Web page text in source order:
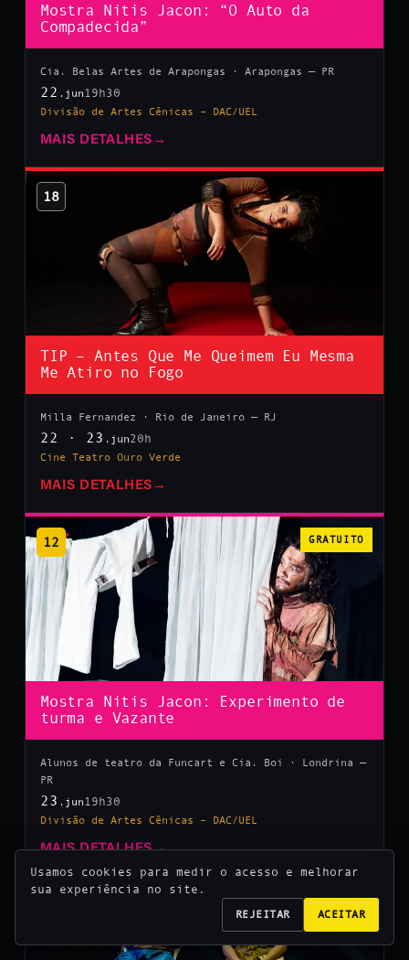
Mostra Nitis Jacon: “O Auto da
Compadecida”
Cia. Belas Artes de Arapongas · Arapongas — PR
22 .jun 19h30
Divisão de Artes Cênicas – DAC/UEL
MAIS DETALHES →
18
TIP – Antes Que Me Queimem Eu Mesma
Me Atiro no Fogo
Milla Fernandez · Rio de Janeiro — RJ
22 · 23 .jun20h
Cine Teatro Ouro Verde
MAIS DETALHES →
12 GRATUITO
Mostra Nitis Jacon: Experimento de
turma e Vazante
Alunos de teatro da Funcart e Cia. Boi · Londrina —
PR
23 .jun 19h30
Divisão de Artes Cênicas – DAC/UEL
MAIS DETALHES→
Usamos cookies para medir o acesso e melhorar
sua experiência no site.
REJEITAR ACEITAR